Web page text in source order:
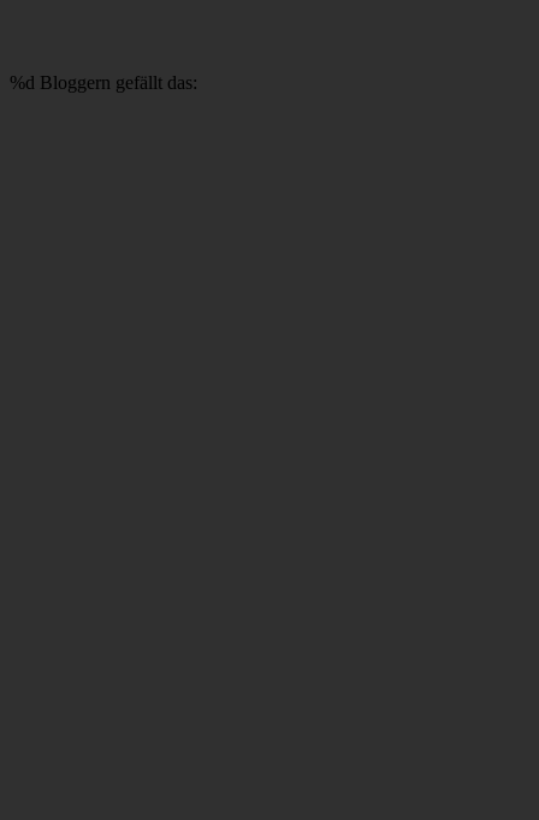
%d Bloggern gefällt das: